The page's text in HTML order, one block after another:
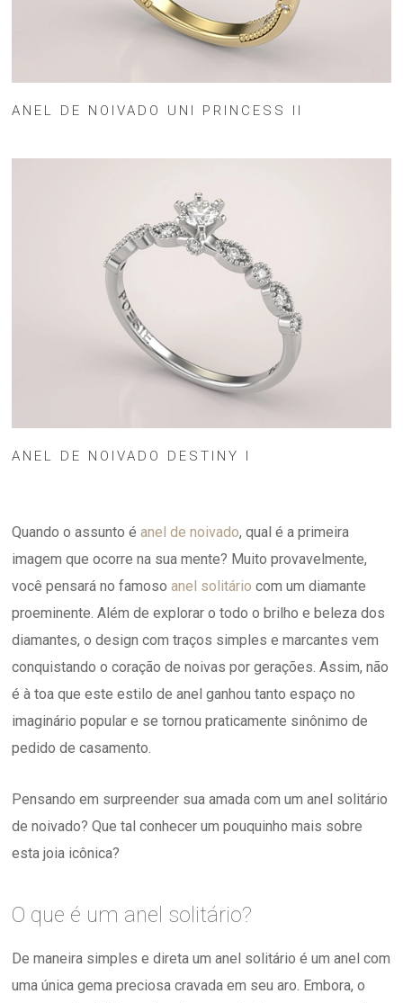
ANEL DE NOIVADO UNI PRINCESS II
ANEL DE NOIVADO DESTINY I
Quando o assunto éanel de noivado, qual é a primeira
imagem que ocorre na sua mente? Muito provavelmente,
você pensará no famosoanel solitário com um diamante
proeminente. Além de explorar o todo o brilho e beleza dos
diamantes, o design com traços simples e marcantes vem
conquistando o coração de noivas por gerações. Assim, não
é à toa que este estilo de anel ganhou tanto espaço no
imaginário popular e se tornou praticamente sinônimo de
pedido de casamento.
Pensando em surpreender sua amada com um anel solitário
de noivado? Que tal conhecer um pouquinho mais sobre
esta joia icônica?
O que é um anel solitário?
De maneira simples e direta um anel solitário é um anel com
uma única gema preciosa cravada em seu aro. Embora, o